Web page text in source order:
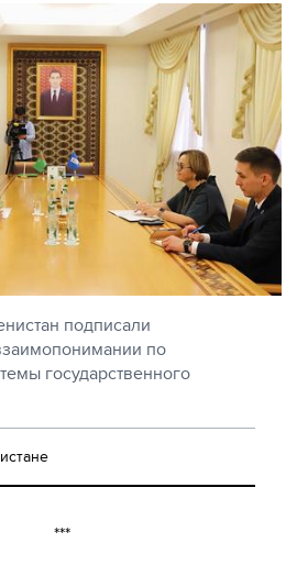
подписали
по
государственного
***